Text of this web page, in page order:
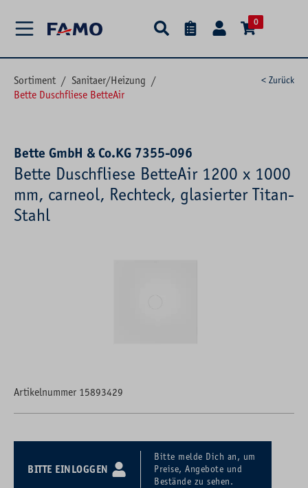
0
Sortiment / Sanitaer/Heizung /
Bette Duschfliese BetteAir
< Zurück
Bette GmbH & Co.KG 7355-096
Bette Duschfliese BetteAir 1200 x 1000
mm, carneol, Rechteck, glasierter Titan-
Stahl
Artikelnummer 15893429
BITTE EINLOGGEN
Bitte melde Dich an, um
Preise, Angebote und
Bestände zu sehen.